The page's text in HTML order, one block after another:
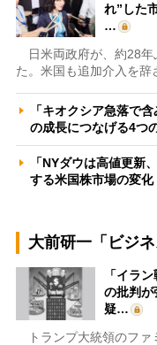
れ”した
…
日米両政府が、約28年
た。米国も追加介入を辞
「キオクシア急落で
の成長につなげる4
「NYダウは高値更新
する米国株市場の変
大前研一「ビジ
「イラ
の批判が
疑…
トランプ大統領のファ